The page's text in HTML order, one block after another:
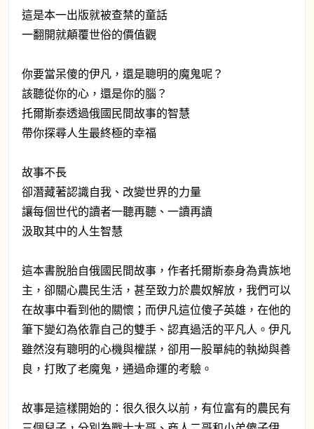
這是本一出版就被查禁的童話
一翻開就顛覆世俗的價值觀
你要當呆傻的伊凡，還是聰明的魔鬼呢？
該聽從你的心，還是你的腦？
托爾斯泰透過俄國民間故事的智慧
帶你探尋人生最終極的幸福
故事不長
卻潛藏著認識自我、改變世界的力量
讓每個世代的讀者一聽再聽、一讀再讀
汲取其中的人生智慧
這本書脫胎自俄國民間故事，作者托爾斯泰身為貴族地
主，卻關心農民生活，甚至致力於農奴解放，我們可以
在故事中看到他的關懷；而伊凡這位傻子英雄，在他的
筆下變幻為依靠自己的雙手、認真過活的平凡人。伊凡
雖然沒有聰明的心機與權謀，卻用一股單純的執拗與善
良，打敗了老魔鬼，通過命運的考驗。
故事是這樣開始的：很久很久以前，有位富有的農民有